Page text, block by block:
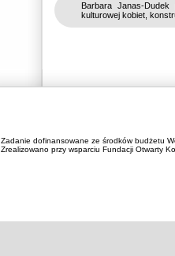
Barbara Janas-
kulturowej kobiet,
Zadanie dofinansowane ze środków budżetu
Zrealizowano przy wsparciu Fundacji Otwarty